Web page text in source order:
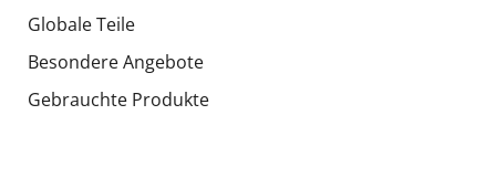
Globale Teile
Besondere Angebote
Gebrauchte Produkte